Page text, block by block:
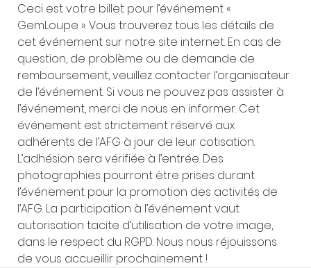
Ceci est votre billet pour l’événement «
GemLoupe ». Vous trouverez tous les détails de
cet événement sur notre site internet. En cas de
question, de problème ou de demande de
remboursement, veuillez contacter l’organisateur
de l’événement. Si vous ne pouvez pas assister à
l’événement, merci de nous en informer. Cet
événement est strictement réservé aux
adhérents de l’AFG à jour de leur cotisation.
L’adhésion sera vérifiée à l’entrée. Des
photographies pourront être prises durant
l’événement pour la promotion des activités de
l’AFG. La participation à l’événement vaut
autorisation tacite d’utilisation de votre image,
dans le respect du RGPD. Nous nous réjouissons
de vous accueillir prochainement !